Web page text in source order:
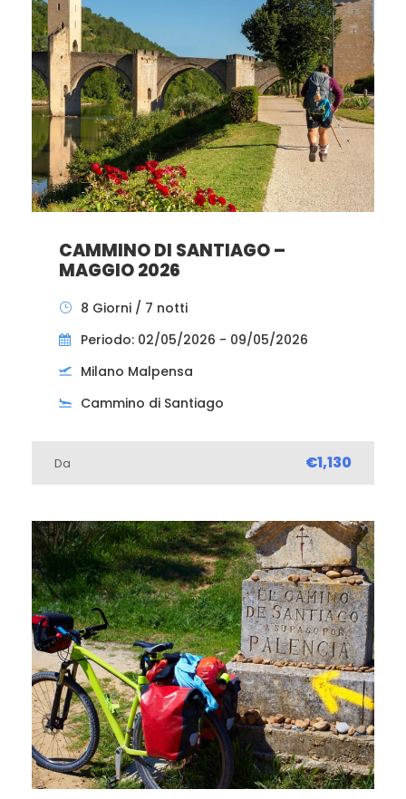
CAMMINO DI SANTIAGO –
MAGGIO 2026
8 Giorni / 7 notti
Periodo: 02/05/2026 - 09/05/2026
Milano Malpensa
Cammino di Santiago
Da €1,130